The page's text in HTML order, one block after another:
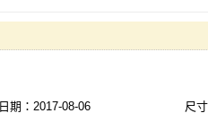
期：2017-08-06
尺